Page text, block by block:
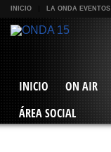
INICIO LA ONDA EVENTOS
INICIO ON AIR
ÁREA SOCIAL